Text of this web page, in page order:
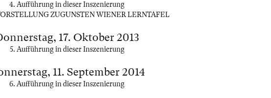
4. Aufführung in dieser Inszenierung
ZUGUNSTEN WIENER LERNTAFEL
17. Oktober 2013
5. Aufführung in dieser Inszenierung
11. September 2014
6. Aufführung in dieser Inszenierung